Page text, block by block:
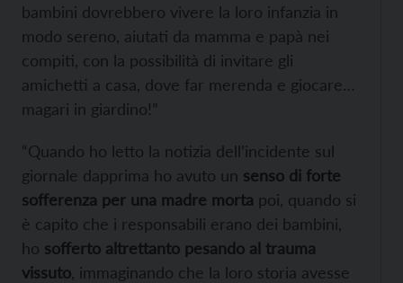
bambini dovrebbero vivere la loro infanzia in
modo sereno, aiutati da mamma e papà nei
compiti, con la possibilità di invitare gli
amichetti a casa, dove far merenda e giocare…
magari in giardino!”
“Quando ho letto la notizia dell’incidente sul
giornale dapprima ho avuto un senso di forte
sofferenza per una madre morta poi, quando si
è capito che i responsabili erano dei bambini,
ho sofferto altrettanto pesando al trauma
vissuto , immaginando che la loro storia avesse